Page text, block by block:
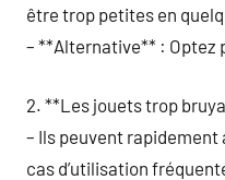
être trop petites en
– **Alternative** : Optez
2. **Les jouets trop
– Ils peuvent
cas d’utilisation